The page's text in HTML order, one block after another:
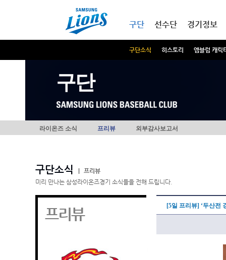
구단
구단소식 히스토리 엠블럼 캐릭
선수단 경기정보
구단
라이온즈 소식 프리뷰 외부감사보고서
구단소식
프리뷰
미리 만나는 삼성라이온즈경기 소식들을 전해 드립니다.
프리뷰 [5일 프리뷰] ‘두산전